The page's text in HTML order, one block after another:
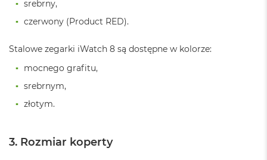
o
N
o
5
G
B
c
srebrny,
czerwony (Product RED).
Stalowe zegarki iWatch 8 są dostępne w kolorze:
mocnego grafitu,
srebrnym,
złotym.
3. Rozmiar koperty